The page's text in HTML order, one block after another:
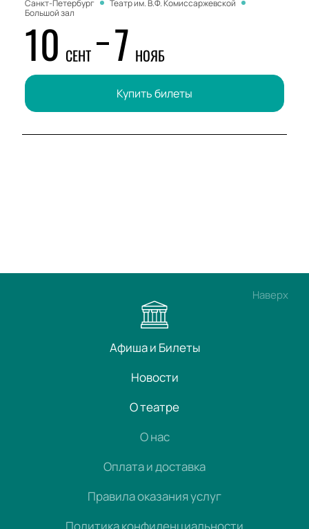
Санкт-Петербург
Театр им. В.Ф. Комиссаржевской
Большой зал
10 СЕНТ 7 НОЯБ
Купить билеты
Наверх
Афиша и Билеты
Новости
О театре
О нас
Оплата и доставка
Правила оказания услуг